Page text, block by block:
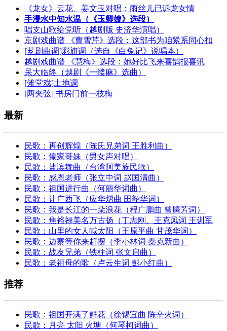
《龙女》云花、姜文玉对唱：雨丝儿已诉龙女情
手浸水中知水温（《玉卿嫂》选段）
唱支山歌给党听（越剧版 史济华演唱）
京剧戏曲谱 《曹雪芹》选段：这部书为咱紧系同心扣
[芗剧曲调]彩旗调（选自《白兔记》说唱本）
越剧戏曲谱 《慧梅》选段：她好比飞来喜鹊报喜讯
呆大临终（越剧《一缕麻》选曲）
[傩堂戏]土地调
[两夹弦] 书房门前一枝梅
最新
民歌：再创辉煌（陈氏兄弟词 王胜利曲）
民歌：傣家哥妹（男女声对唱）
民歌：盐滨舞曲（台湾阿美族民歌）
民歌：感恩老师（张立中词 赵国清曲）
民歌：祖国进行曲（何丽华词曲）
民歌：让广西飞（应华熠曲 田韶华词）
民歌：我是长江的一朵浪花（程广鹏曲 曾腾芳词）
民歌：焦裕禄美名万古扬（丁志刚、王克凤词 王训军
民歌：山里的女人喊太阳（王原平曲 甘茂华词）
民歌：边寨等你来赶摆（李小林词 秦克新曲）
民歌：战友兄弟（铁柱词 张文启曲）
民歌：老祖母的歌（卢云生词 彭小红曲）
推荐
民歌：祖国开满了鲜花（徐锡宜曲 陈辛火词）
民歌：月亮 太阳 火塘（何琴柯词曲）